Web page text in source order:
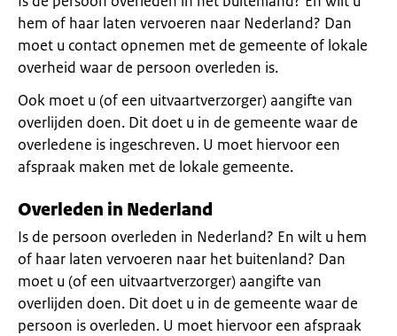
hem of haar laten vervoeren naar Nederland? Dan
moet u contact opnemen met de gemeente of lokale
overheid waar de persoon overleden is.
Ook moet u (of een uitvaartverzorger) aangifte van
overlijden doen. Dit doet u in de gemeente waar de
overledene is ingeschreven. U moet hiervoor een
afspraak maken met de lokale gemeente.
Overleden in Nederland
Is de persoon overleden in Nederland? En wilt u hem
of haar laten vervoeren naar het buitenland? Dan
moet u (of een uitvaartverzorger) aangifte van
overlijden doen. Dit doet u in de gemeente waar de
persoon is overleden. U moet hiervoor een afspraak